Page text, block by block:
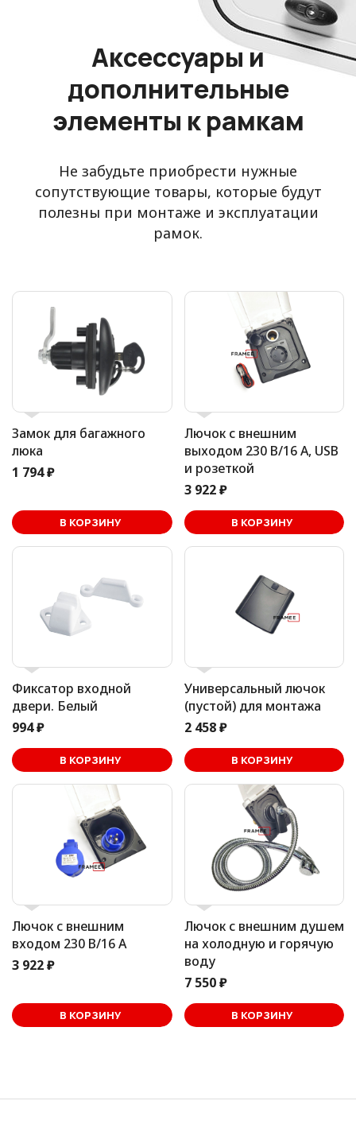
Аксессуары и
дополнительные
элементы к рамкам
Не забудьте приобрести нужные
сопутствующие товары, которые будут
полезны при монтаже и эксплуатации
рамок.
Замок для багажного
люка
1 794 ₽
В КОРЗИНУ
Лючок с внешним
выходом 230 В/16 А, USB
и розеткой
3 922 ₽
В КОРЗИНУ
В корзине
Фиксатор входной
двери. Белый
994 ₽
В КОРЗИНУ
Универсальный лючок
(пустой) для монтажа
2 458 ₽
В КОРЗИНУ
В корзине
Лючок с внешним
входом 230 В/16 А
3 922 ₽
В КОРЗИНУ
Лючок с внешним душем
на холодную и горячую
воду
7 550 ₽
В КОРЗИНУ
В корзине